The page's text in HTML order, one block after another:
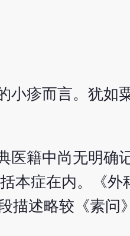
小疹而言。犹如
医籍中尚无明确
本症在内。《
描述略较《素问